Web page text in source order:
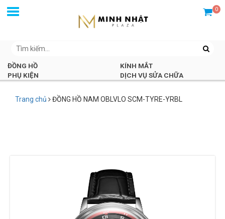
0
ĐỒNG HỒ
KÍNH MẮT
PHỤ KIỆN
DỊCH VỤ SỬA CHỮA
Trang chủ ĐỒNG HỒ NAM OBLVLO SCM-TYRE-YRBL